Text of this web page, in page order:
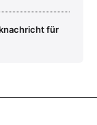
für